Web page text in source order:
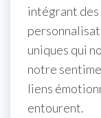
intégrant
uniques qui
notre
liens
entourent.